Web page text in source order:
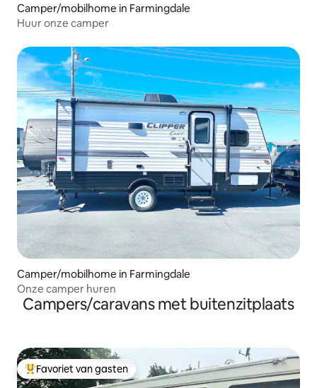
Camper/mobilhome in Farmingdale
Huur onze camper
Camper/mobilhome in Farmingdale
Onze camper huren
Campers/caravans met buitenzitplaats
Topfavoriet van gasten
Favoriet van gasten